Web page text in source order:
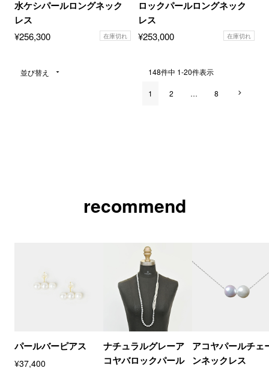
水ケシパールロングネック
レス
¥256,300 在庫切れ
ロックパールロングネック
レス
¥253,000 在庫切れ
並び替え 148件中 1-20件表示
1 2 … 8
recommend
パールバーピアス
¥37,400
ナチュラルグレーア
コヤバロックパール
アコヤパールチェ
ンネックレス